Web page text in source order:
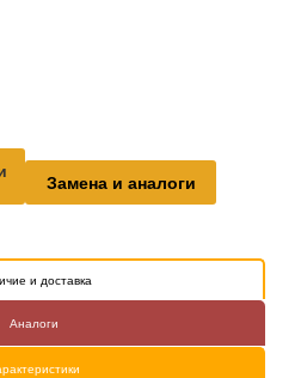
Замена и аналоги
и доставка
Аналоги